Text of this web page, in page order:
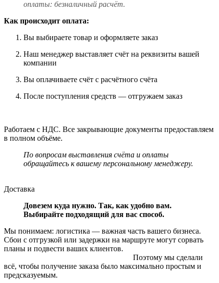
оплаты: безналичный расчёт.
Как происходит оплата:
Вы выбираете товар и оформляете заказ
Наш менеджер выставляет счёт на реквизиты вашей
компании
Вы оплачиваете счёт с расчётного счёта
После поступления средств — отгружаем заказ
Работаем с НДС. Все закрывающие документы предоставляем
в полном объёме.
По вопросам выставления счёта и оплаты
обращайтесь к вашему персональному менеджеру.
Доставка
Довезем куда нужно. Так, как удобно вам.
Выбирайте подходящий для вас способ.
Мы понимаем: логистика — важная часть вашего бизнеса.
Сбои с отгрузкой или задержки на маршруте могут сорвать
планы и подвести ваших клиентов.
Поэтому мы сделали
всё, чтобы получение заказа было максимально простым и
предсказуемым.